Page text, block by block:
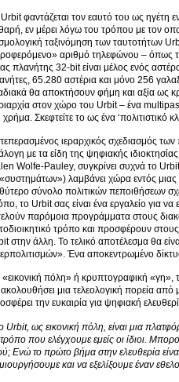
φαντάζεται τον εαυτό του ως ηγέτη
εν μέρει λόγω του τρόπου με τον
ταξινόμηση των ταυτοτήτων
αριθμό τηλεφώνου – όπως
πλανήτης 32-bit είναι μέλος ενός
65.280 αστέρια και μόνο 256
θα αποκτήσουν φήμη και αξία ως
στον χώρο του Urbit – ένα
χρήμα. Σκεφτείτε το ως ένα ‘πολιτιστικό
ιεραρχικός σχεδιασμός
με τα είδη της ψηφιακής
Wolfe-Pauley, συγκρίνει συχνά το
λαμβάνει χώρα εντός μιας
σύνολο πολιτικών πεποιθήσεων
το Urbit σας είναι ένα εργαλείο για
παρόμοια προγράμματα στους
τρόπο και προσφέρουν
στην άλλη. Το τελικό αποτέλεσμα θα
Ένα αποκεντρωμένο
πόλη» ή κρυπτογραφική «γη»,
μια τελεολογική πορεία
την ευκαιρία για ψηφιακή
Urbit, ως εικονική πόλη, είναι μια
που ελέγχουμε εμείς οι ίδιοι.
Ενώ το πρώτο βήμα στην ελευθερία
και να εξελίξουμε έναν